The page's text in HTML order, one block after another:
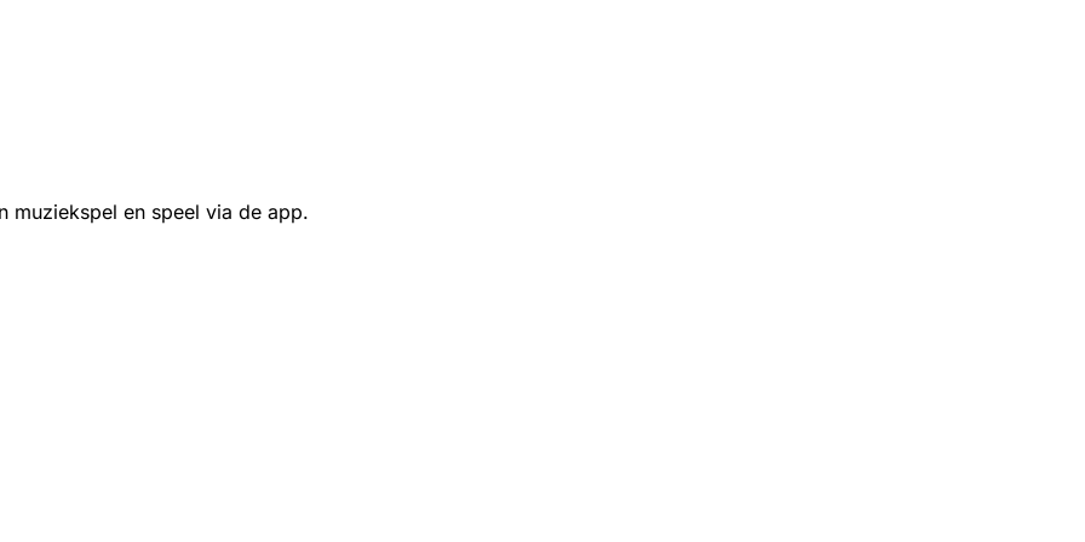
muziekspel en speel via de app.